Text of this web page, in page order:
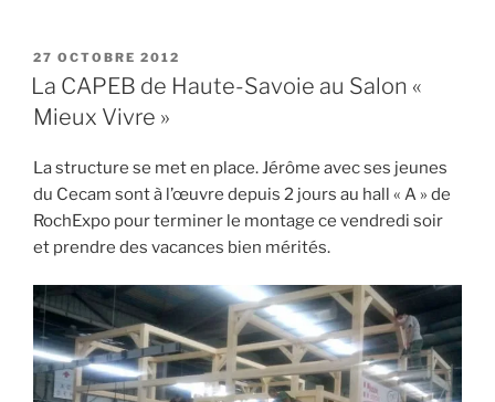
PUBLIÉ
LE
27 OCTOBRE 2012
La CAPEB de Haute-Savoie au Salon «
Mieux Vivre »
La structure se met en place. Jérôme avec ses jeunes
du Cecam sont à l’œuvre depuis 2 jours au hall « A » de
RochExpo pour terminer le montage ce vendredi soir
et prendre des vacances bien mérités.